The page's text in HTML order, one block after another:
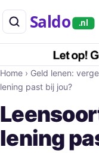
Saldo .nl
Home › Geld lenen:
lening past bij jou?
lening